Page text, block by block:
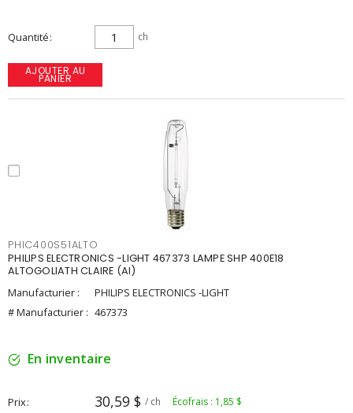
Quantité ch
AJOUTER AU
PANIER
PHIC400S51ALTO
PHILIPS ELECTRONICS -LIGHT 467373 LAMPE SHP 400E18
ALTOGOLIATH CLAIRE (AI)
Manufacturier :
PHILIPS ELECTRONICS -LIGHT
# Manufacturier : 467373
En inventaire
Prix 30,59 $ / ch Écofrais : 1,85 $